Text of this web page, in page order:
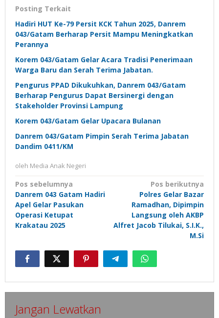
Posting Terkait
Hadiri HUT Ke-79 Persit KCK Tahun 2025, Danrem
043/Gatam Berharap Persit Mampu Meningkatkan
Perannya
Korem 043/Gatam Gelar Acara Tradisi Penerimaan
Warga Baru dan Serah Terima Jabatan.
Pengurus PPAD Dikukuhkan, Danrem 043/Gatam
Berharap Pengurus Dapat Bersinergi dengan
Stakeholder Provinsi Lampung
Korem 043/Gatam Gelar Upacara Bulanan
Danrem 043/Gatam Pimpin Serah Terima Jabatan
Dandim 0411/KM
oleh Media Anak Negeri
Navigasi
pos
Pos sebelumnya
Danrem 043 Gatam Hadiri
Apel Gelar Pasukan
Operasi Ketupat
Krakatau 2025
Pos berikutnya
Polres Gelar Bazar
Ramadhan, Dipimpin
Langsung oleh AKBP
Alfret Jacob Tilukai, S.I.K.,
M.Si
Jangan Lewatkan